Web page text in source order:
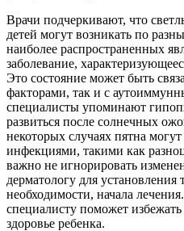
Врачи подчеркивают, что
детей могут возникать по
наиболее распространенных
заболевание,
Это состояние может быть
факторами, так и с
специалисты упоминают
развиться после солнечных
некоторых случаях пятна
инфекциями, такими как
важно не игнорировать
дерматологу для установления
необходимости, начала
специалисту поможет
здоровье ребенка.